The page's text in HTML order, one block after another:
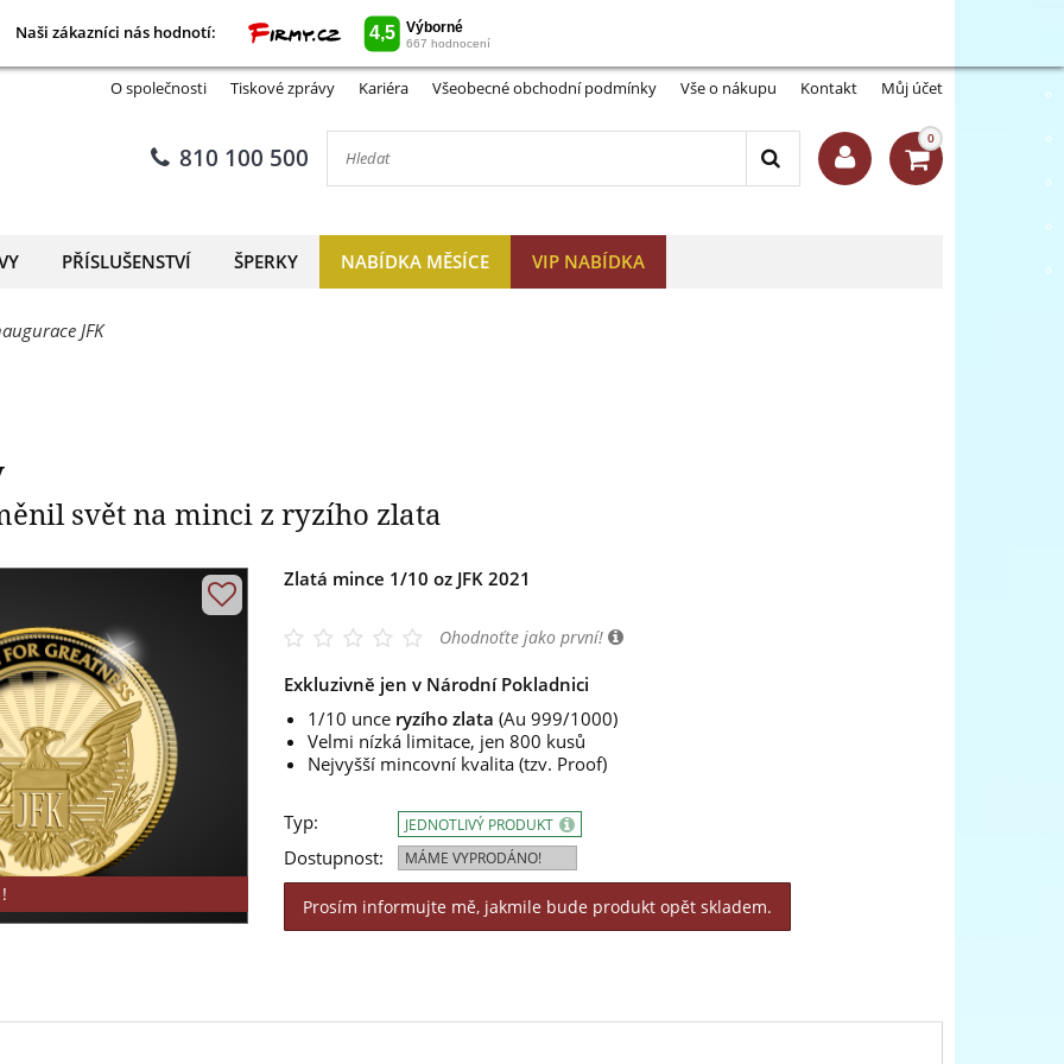
Naši zákazníci nás hodnotí:
O společnosti Tiskové zprávy Kariéra Všeobecné obchodní podmínky Vše o nákupu Kontakt Můj účet
810 100 500
0
PŘÍSLUŠENSTVÍ ŠPERKY NABÍDKA MĚSÍCE VIP NABÍDKA
JFK
svět na minci z ryzího zlata
Zlatá mince 1/10 oz JFK 2021
Ohodnoťte jako první!
Exkluzivně jen v Národní Pokladnici
1/10 unce ryzího zlata (Au 999/1000)
Velmi nízká limitace, jen 800 kusů
Nejvyšší mincovní kvalita (tzv. Proof)
Typ:
Dostupnost:
JEDNOTLIVÝ PRODUKT
MÁME VYPRODÁNO!
Prosím informujte mě, jakmile bude produkt opět skladem.
John Fitzgerald Kennedy
Naši zákazníci nás hodnotí: